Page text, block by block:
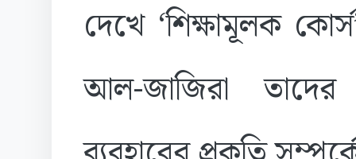
দেখে ‘শিক্ষামূলক
আল-জাজিরা তাদের